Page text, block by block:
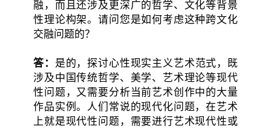
融，而且还涉及更深广的哲学、文化等背景
性理论构架。请问您是如何考虑这种跨文化
交融问题的？
答： 是的，探讨心性现实主义艺术范式，既
涉及中国传统哲学、美学、艺术理论等现代
性问题，又需要分析当前艺术创作中的大量
作品实例。人们常说的现代化问题，在艺术
上就是现代性问题，需要进行艺术现代性或